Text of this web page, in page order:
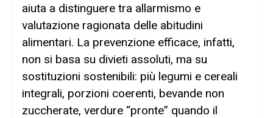
aiuta a distinguere tra allarmismo e
valutazione ragionata delle abitudini
alimentari. La prevenzione efficace, infatti,
non si basa su divieti assoluti, ma su
sostituzioni sostenibili: più legumi e cereali
integrali, porzioni coerenti, bevande non
zuccherate, verdure “pronte” quando il